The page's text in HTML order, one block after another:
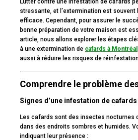
stressante, et l’extermination est souvent
efficace. Cependant, pour assurer le
bonne préparation de votre maison est
article, nous allons explorer les étapes
à une extermination de cafards à Montréal
aussi à réduire les risques de
Comprendre le problème
Signes d’une infestation de cafards
Les cafards sont des insectes nocturnes
dans des endroits sombres et humides.
indiquant leur présence :